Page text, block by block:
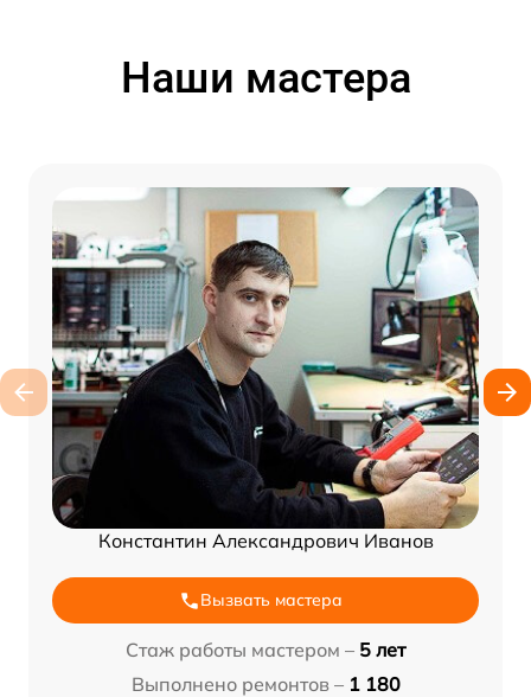
Наши мастера
Константин Александрович Иванов
Вызвать мастера
Стаж работы мастером – 5 лет
Выполнено ремонтов – 1 180